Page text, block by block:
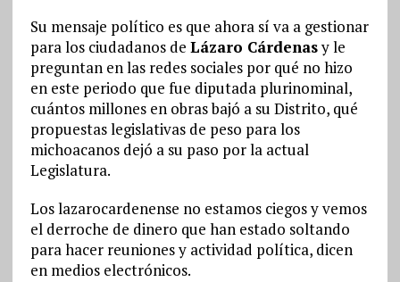
Su mensaje político es que ahora sí va a gestionar
para los ciudadanos de Lázaro Cárdenasy le
preguntan en las redes sociales por qué no hizo
en este periodo que fue diputada plurinominal,
cuántos millones en obras bajó a su Distrito, qué
propuestas legislativas de peso para los
michoacanos dejó a su paso por la actual
Legislatura.
Los lazarocardenense no estamos ciegos y vemos
el derroche de dinero que han estado soltando
para hacer reuniones y actividad política, dicen
en medios electrónicos.